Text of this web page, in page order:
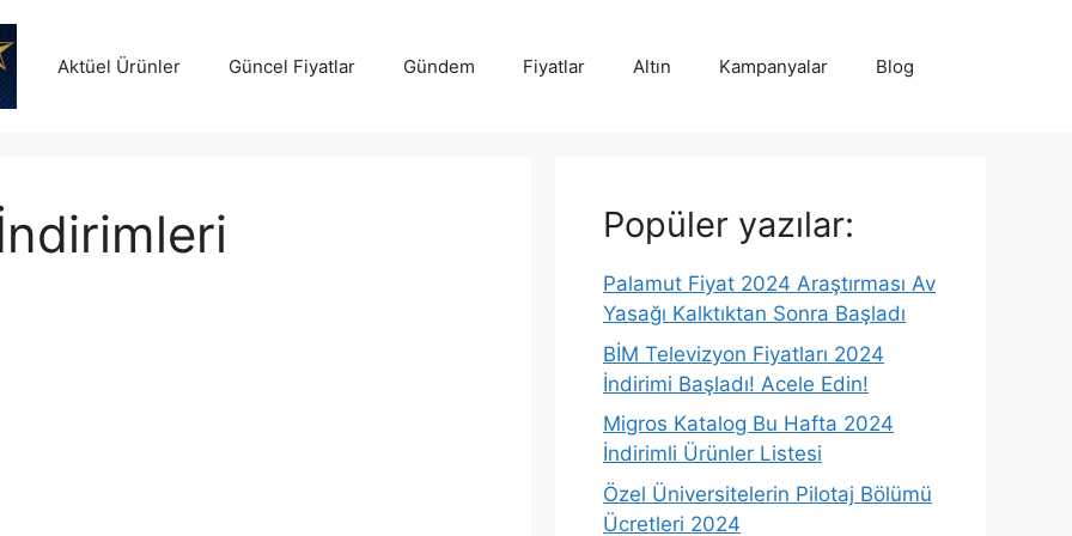
Aktüel Ürünler Güncel Fiyatlar Gündem Fiyatlar Altın Kampanyalar Blog
Popüler yazılar:
Palamut Fiyat 2024 Araştırması Av
Yasağı Kalktıktan Sonra Başladı
BİM Televizyon Fiyatları 2024
İndirimi Başladı! Acele Edin!
Migros Katalog Bu Hafta 2024
İndirimli Ürünler Listesi
Özel Üniversitelerin Pilotaj Bölümü
Ücretleri 2024